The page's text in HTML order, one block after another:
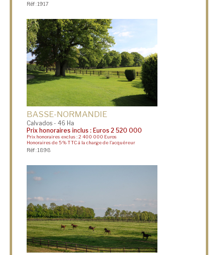
Réf : 1917
BASSE-NORMANDIE
Calvados - 46 Ha
Prix honoraires inclus : Euros 2 520 000
Prix honoraires exclus : 2 400 000 Euros
Honoraires de 5 % TTC à la charge de l'acquéreur
Réf : 1898